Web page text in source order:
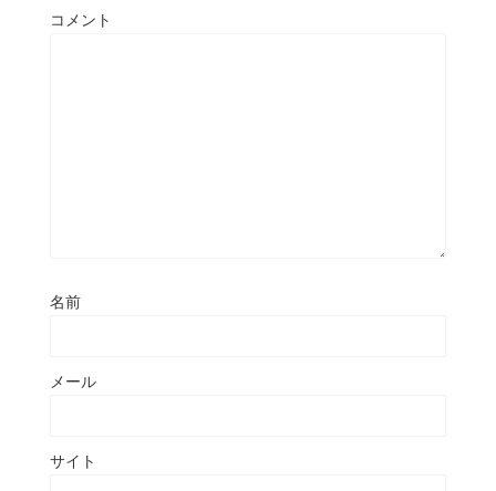
コメント
名前
メール
サイト